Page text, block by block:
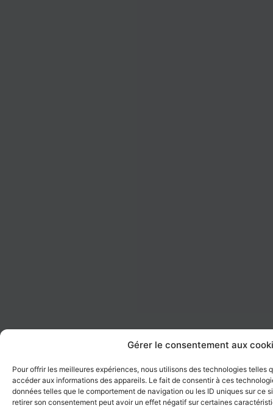
Gérer le consentement aux
Pour offrir les meilleures expériences, nous utilisons des technologies telles
accéder aux informations des appareils. Le fait de consentir à ces
données telles que le comportement de navigation ou les ID uniques sur ce
retirer son consentement peut avoir un effet négatif sur certaines